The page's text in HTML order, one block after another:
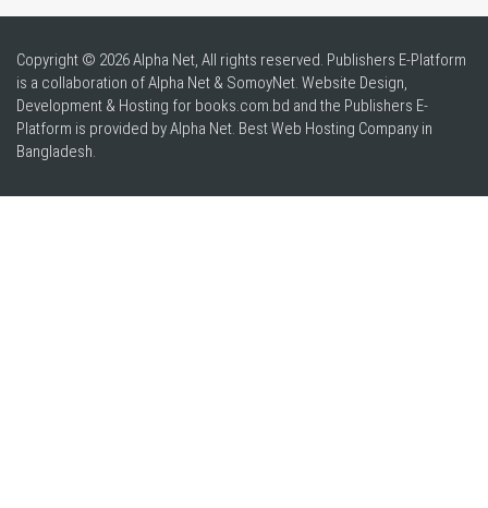
Copyright © 2026 Alpha Net, All rights reserved. Publishers E-Platform
is a collaboration of Alpha Net & SomoyNet. Website Design,
Development & Hosting for books.com.bd and the Publishers E-
Platform is provided by Alpha Net. BestWeb Hosting Company in
Bangladesh.